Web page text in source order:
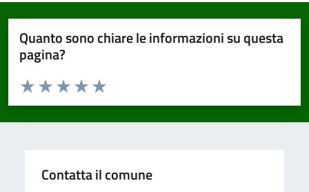
Quanto sono chiare le informazioni su questa
pagina?
Valuta da 1 a 5 stelle la pagina
Valuta 5 stelle su 5
Valuta 4 stelle su 5
Valuta 3 stelle su 5
Valuta 2 stelle su 5
Valuta 1 stelle su 5
Contatta il comune